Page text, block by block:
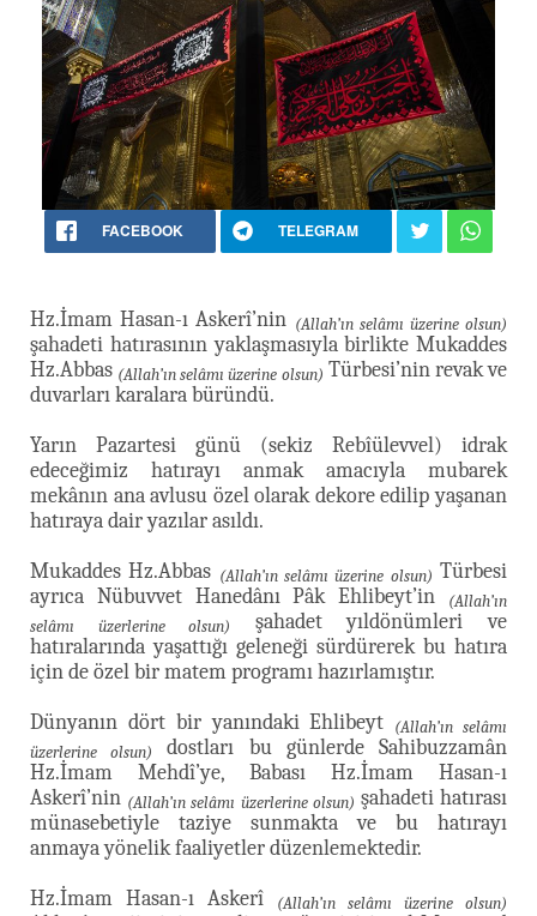
FACEBOOK TELEGRAM
Hz.İmam Hasan-ı Askerî’nin (Allah’ın selâmı üzerine olsun)
şahadeti hatırasının yaklaşmasıyla birlikte Mukaddes
Hz.Abbas (Allah’ın selâmı üzerine olsun) Türbesi’nin revak ve
duvarları karalara büründü.
Yarın Pazartesi günü (sekiz Rebîülevvel) idrak
edeceğimiz hatırayı anmak amacıyla mubarek
mekânın ana avlusu özel olarak dekore edilip yaşanan
hatıraya dair yazılar asıldı.
Mukaddes Hz.Abbas (Allah’ın selâmı üzerine olsun) Türbesi
ayrıca Nübuvvet Hanedânı Pâk Ehlibeyt’in
(Allah’ın
selâmı üzerlerine olsun)
şahadet yıldönümleri ve
hatıralarında yaşattığı geleneği sürdürerek bu hatıra
için de özel bir matem programı hazırlamıştır.
Dünyanın dört bir yanındaki Ehlibeyt
(Allah’ın selâmı
üzerlerine olsun)
dostları bu günlerde Sahibuzzamân
Hz.İmam Mehdî’ye, Babası Hz.İmam Hasan-ı
Askerî’nin (Allah’ın selâmı üzerlerine olsun) şahadeti hatırası
münasebetiyle taziye sunmakta ve bu hatırayı
anmaya yönelik faaliyetler düzenlemektedir.
Hz.İmam Hasan-ı Askerî
(Allah’ın selâmı üzerine olsun)